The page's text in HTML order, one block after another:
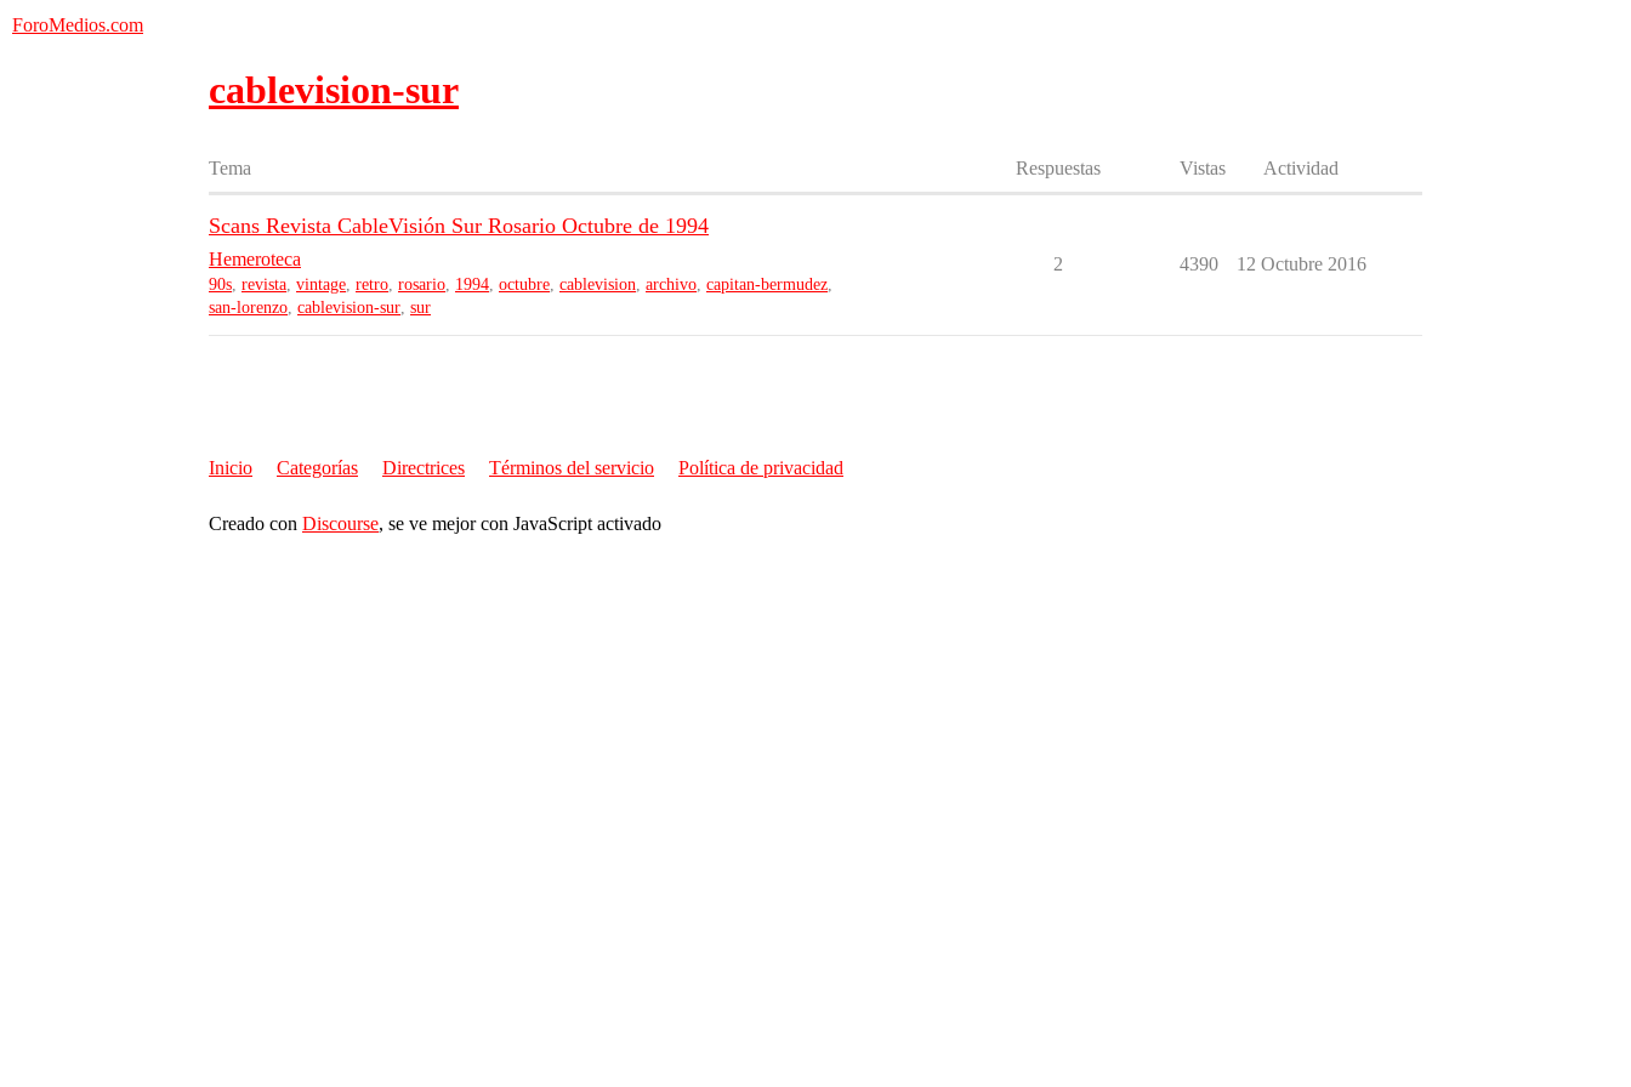
ForoMedios.com
cablevision-sur
Tema Respuestas Vistas Actividad
Scans Revista CableVisión Sur Rosario Octubre de 1994
Hemeroteca
90s, revista, vintage, retro, rosario, 1994, octubre, cablevision, archivo, capitan-bermudez,
san-lorenzo, cablevision-sur, sur
2 4390 12 Octubre 2016
Inicio Categorías Directrices Términos del servicio Política de privacidad
Creado con Discourse, se ve mejor con JavaScript activado